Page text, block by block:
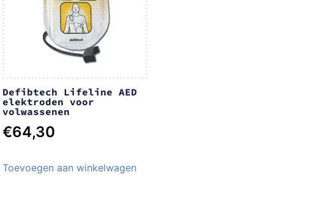
Defibtech Lifeline AED
elektroden voor
volwassenen
€64,30
Toevoegen aan winkelwagen